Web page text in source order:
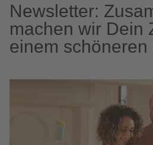
Newsletter:
machen wir Dein
einem schöneren